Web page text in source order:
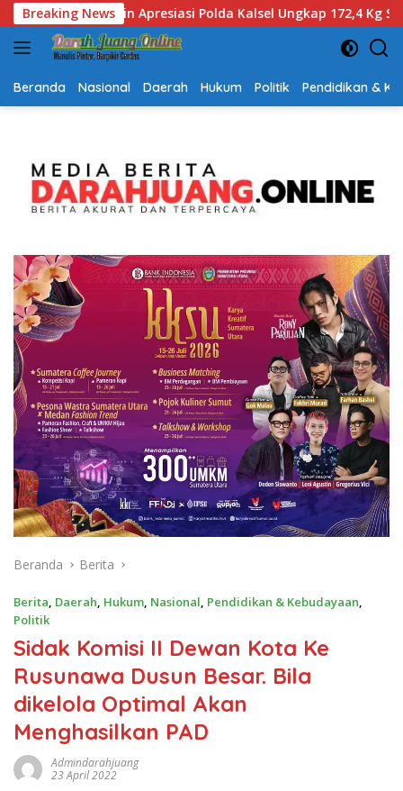
Langsung
ke
konten
Breaking News
Kg Sabu, Ajak Masyarakat Aktif Perangi Narkoba
Beranda Nasional Daerah Hukum Politik Pendidikan &
Beranda Berita
Berita, Daerah, Hukum, Nasional, Pendidikan & Kebudayaan,
Politik
Sidak Komisi II Dewan Kota Ke
Rusunawa Dusun Besar. Bila
dikelola Optimal Akan
Menghasilkan PAD
Admindarahjuang
23 April 2022